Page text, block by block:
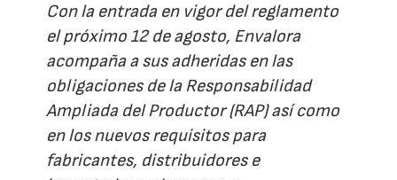
Con la entrada en vigor del reglamento
el próximo 12 de agosto, Envalora
acompaña a sus adheridas en las
obligaciones de la Responsabilidad
Ampliada del Productor (RAP) así como
en los nuevos requisitos para
fabricantes, distribuidores e